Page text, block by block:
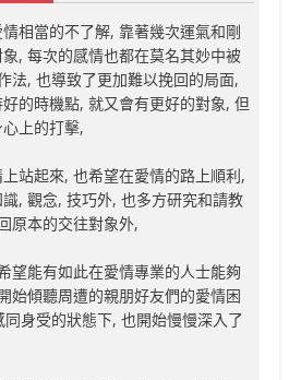
相當的不了解, 靠著幾次運氣和剛
, 每次的感情也都在莫名其妙中被
法, 也導致了更加難以挽回的局面,
的時機點, 就又會有更好的對象, 但
上的打擊,
站起來, 也希望在愛情的路上順利,
, 觀念, 技巧外, 也多方研究和請教
原本的交往對象外,
望能有如此在愛情專業的人士能夠
始傾聽周遭的親朋好友們的愛情困
身受的狀態下, 也開始慢慢深入了